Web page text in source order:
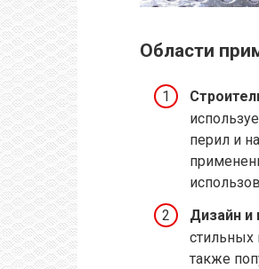
Области
перил и
Дизайн и
стильных
также